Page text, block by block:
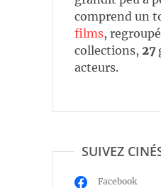
comprend un
films,
collections, 27
acteurs.
SUIVEZ
Facebook